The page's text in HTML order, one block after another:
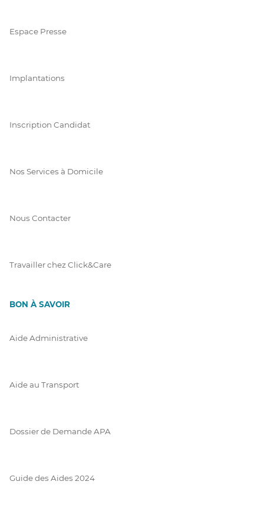
Espace Presse
Implantations
Inscription Candidat
Nos Services à Domicile
Nous Contacter
Travailler chez Click&Care
BON À SAVOIR
Aide Administrative
Aide au Transport
Dossier de Demande APA
Guide des Aides 2024